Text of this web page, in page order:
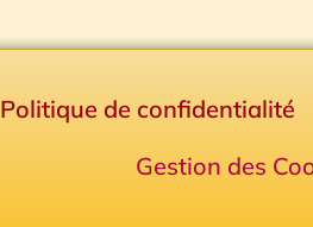
Politique de confidentialité
Gestion des